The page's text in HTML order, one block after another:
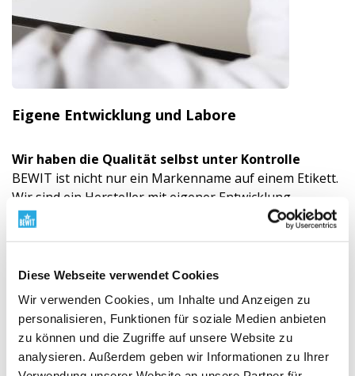
Diese Webseite verwendet Cookies
Wir verwenden Cookies, um Inhalte und Anzeigen zu
personalisieren, Funktionen für soziale Medien anbieten
zu können und die Zugriffe auf unsere Website zu
analysieren. Außerdem geben wir Informationen zu Ihrer
Eigene Entwicklung und Labore
Wir haben die Qualität selbst unter Kontrolle
BEWIT ist nicht nur ein Markenname auf einem Etikett.
Wir sind ein Hersteller mit eigener Entwicklung,
Produktion, Laboren, Lagern und Versand.
Wir entwickeln, testen und kontrollieren die Produkte
fertigen Produkt. Qualität ist für uns kein Slogan. Es ist
ein System, Verantwortung und tägliche Arbeit.
Sehen Sie, wie wir mit Qualität arbeiten